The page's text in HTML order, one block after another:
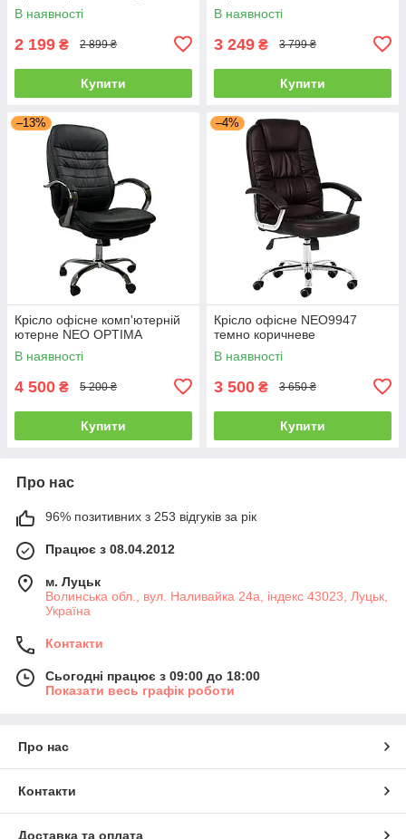
В наявності
2 199 ₴ 2 899 ₴
Купити
В наявності
3 249 ₴ 3 799 ₴
Купити
–13%
Крісло офісне комп'ютерній
ютерне NEO OPTIMA
В наявності
4 500 ₴ 5 200 ₴
Купити
–4%
Крісло офісне NEO9947
темно коричневе
В наявності
3 500 ₴ 3 650 ₴
Купити
Про нас
96% позитивних з 253 відгуків за рік
Працює з 08.04.2012
м. Луцьк
Волинська обл., вул. Наливайка 24а, індекс 43023, Луцьк,
Україна
Контакти
Сьогодні працює з 09:00 до 18:00
Показати весь графік роботи
Про нас
Контакти
Доставка та оплата